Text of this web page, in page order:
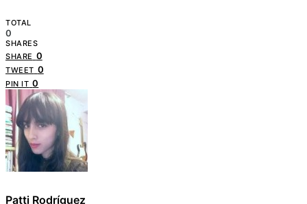
TOTAL
0
SHARES
SHARE 0
TWEET 0
PIN IT 0
Patti Rodríguez